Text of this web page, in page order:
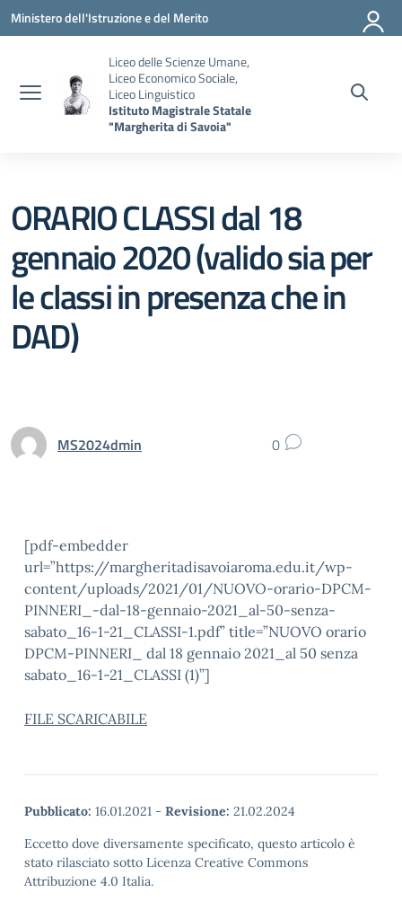
Vai ai contenuti
Vai al menu di navigazione
Vai al footer
Ministero dell'Istruzione e del Merito
Liceo delle Scienze Umane,
Liceo Economico Sociale,
Liceo Linguistico
Istituto Magistrale Statale
"Margherita di Savoia"
ORARIO CLASSI dal 18
gennaio 2020 (valido sia per
le classi in presenza che in
DAD)
MS2024dmin 0
[pdf-embedder
url=”https://margheritadisavoiaroma.edu.it/wp-
content/uploads/2021/01/NUOVO-orario-DPCM-
PINNERI_-dal-18-gennaio-2021_al-50-senza-
sabato_16-1-21_CLASSI-1.pdf” title=”NUOVO orario
DPCM-PINNERI_ dal 18 gennaio 2021_al 50 senza
sabato_16-1-21_CLASSI (1)”]
FILE SCARICABILE
Pubblicato: 16.01.2021 - Revisione: 21.02.2024
Eccetto dove diversamente specificato, questo articolo è
stato rilasciato sotto Licenza Creative Commons
Attribuzione 4.0 Italia.